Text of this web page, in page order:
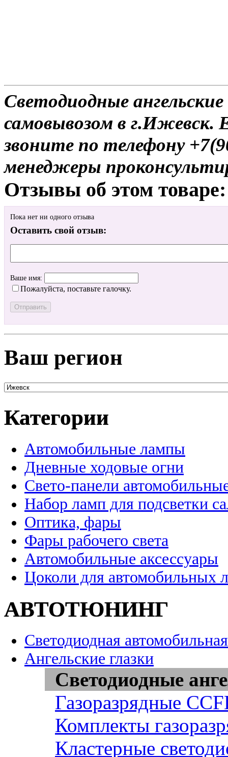
Светодиодные
самовывозом в г.Ижевск.
звоните по телефону
менеджеры
Отзывы об этом товаре:
Пока нет ни одного отзыва
Оставить свой отзыв:
Ваше имя:
Пожалуйста, поставьте галочку.
Ваш регион
Категории
Автомобильные лампы
Дневные ходовые огни
Свето-панели
Набор ламп для подсветки
Оптика, фары
Фары рабочего света
Автомобильные аксессуары
Цоколи для автомобильных
АВТОТЮНИНГ
Светодиодная
Ангельские глазки
Светодиодные
Газоразрядные
Комплекты
Кластерные